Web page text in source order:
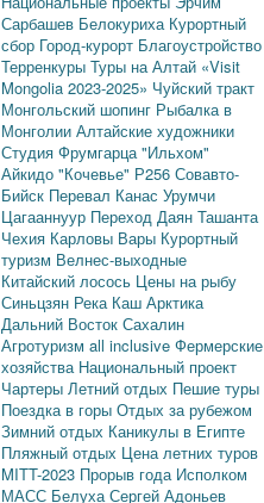
Сарбашев Белокуриха Курортный
сбор Город-курорт Благоустройство
Терренкуры Туры на Алтай «Visit
Mongolia 2023-2025» Чуйский тракт
Монгольский шопинг Рыбалка в
Монголии Алтайские художники
Студия Фрумгарца"Ильхом"
Айкидо "Кочевье" Р256 Совавто-
Бийск Перевал Канас Урумчи
Цагааннуур Переход Даян Ташанта
Чехия Карловы Вары Курортный
туризм Велнес-выходные
Китайский лосось Цены на рыбу
Синьцзян Река Каш Арктика
Дальний Восток Сахалин
Агротуризм all inclusive Фермерские
хозяйства Национальный проект
Чартеры Летний отдых Пешие туры
Поездка в горы Отдых за рубежом
Зимний отдых Каникулы в Египте
Пляжный отдых Цена летних туров
MITT-2023 Прорыв года Исполком
МАСС БелухаСергей Адоньев